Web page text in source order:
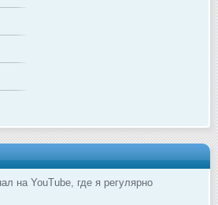
на YouTube, где я регулярно